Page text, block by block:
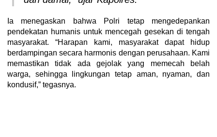
Ia menegaskan bahwa Polri tetap mengedepankan
pendekatan humanis untuk mencegah gesekan di tengah
masyarakat. “Harapan kami, masyarakat dapat hidup
berdampingan secara harmonis dengan perusahaan. Kami
memastikan tidak ada gejolak yang memecah belah
warga, sehingga lingkungan tetap aman, nyaman, dan
kondusif,” tegasnya.